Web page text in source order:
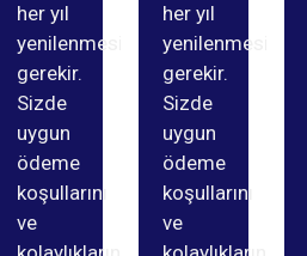
her yıl
yenilenmesi
gerekir.
Sizde
uygun
ödeme
koşullarını
ve
her yıl
yenilenmesi
gerekir.
Sizde
uygun
ödeme
koşullarını
ve